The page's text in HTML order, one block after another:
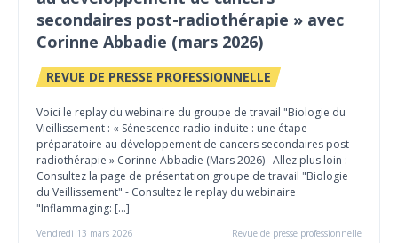
secondaires post-radiothérapie » avec
Corinne Abbadie (mars 2026)
REVUE DE PRESSE PROFESSIONNELLE
Voici le replay du webinaire du groupe de travail "Biologie du
Vieillissement : « Sénescence radio-induite : une étape
préparatoire au développement de cancers secondaires post-
radiothérapie » Corinne Abbadie (Mars 2026) Allez plus loin : -
Consultez la page de présentation groupe de travail "Biologie
du Veillissement" - Consultez le replay du webinaire
"Inflammaging: […]
Vendredi 13 mars 2026 Revue de presse professionnelle